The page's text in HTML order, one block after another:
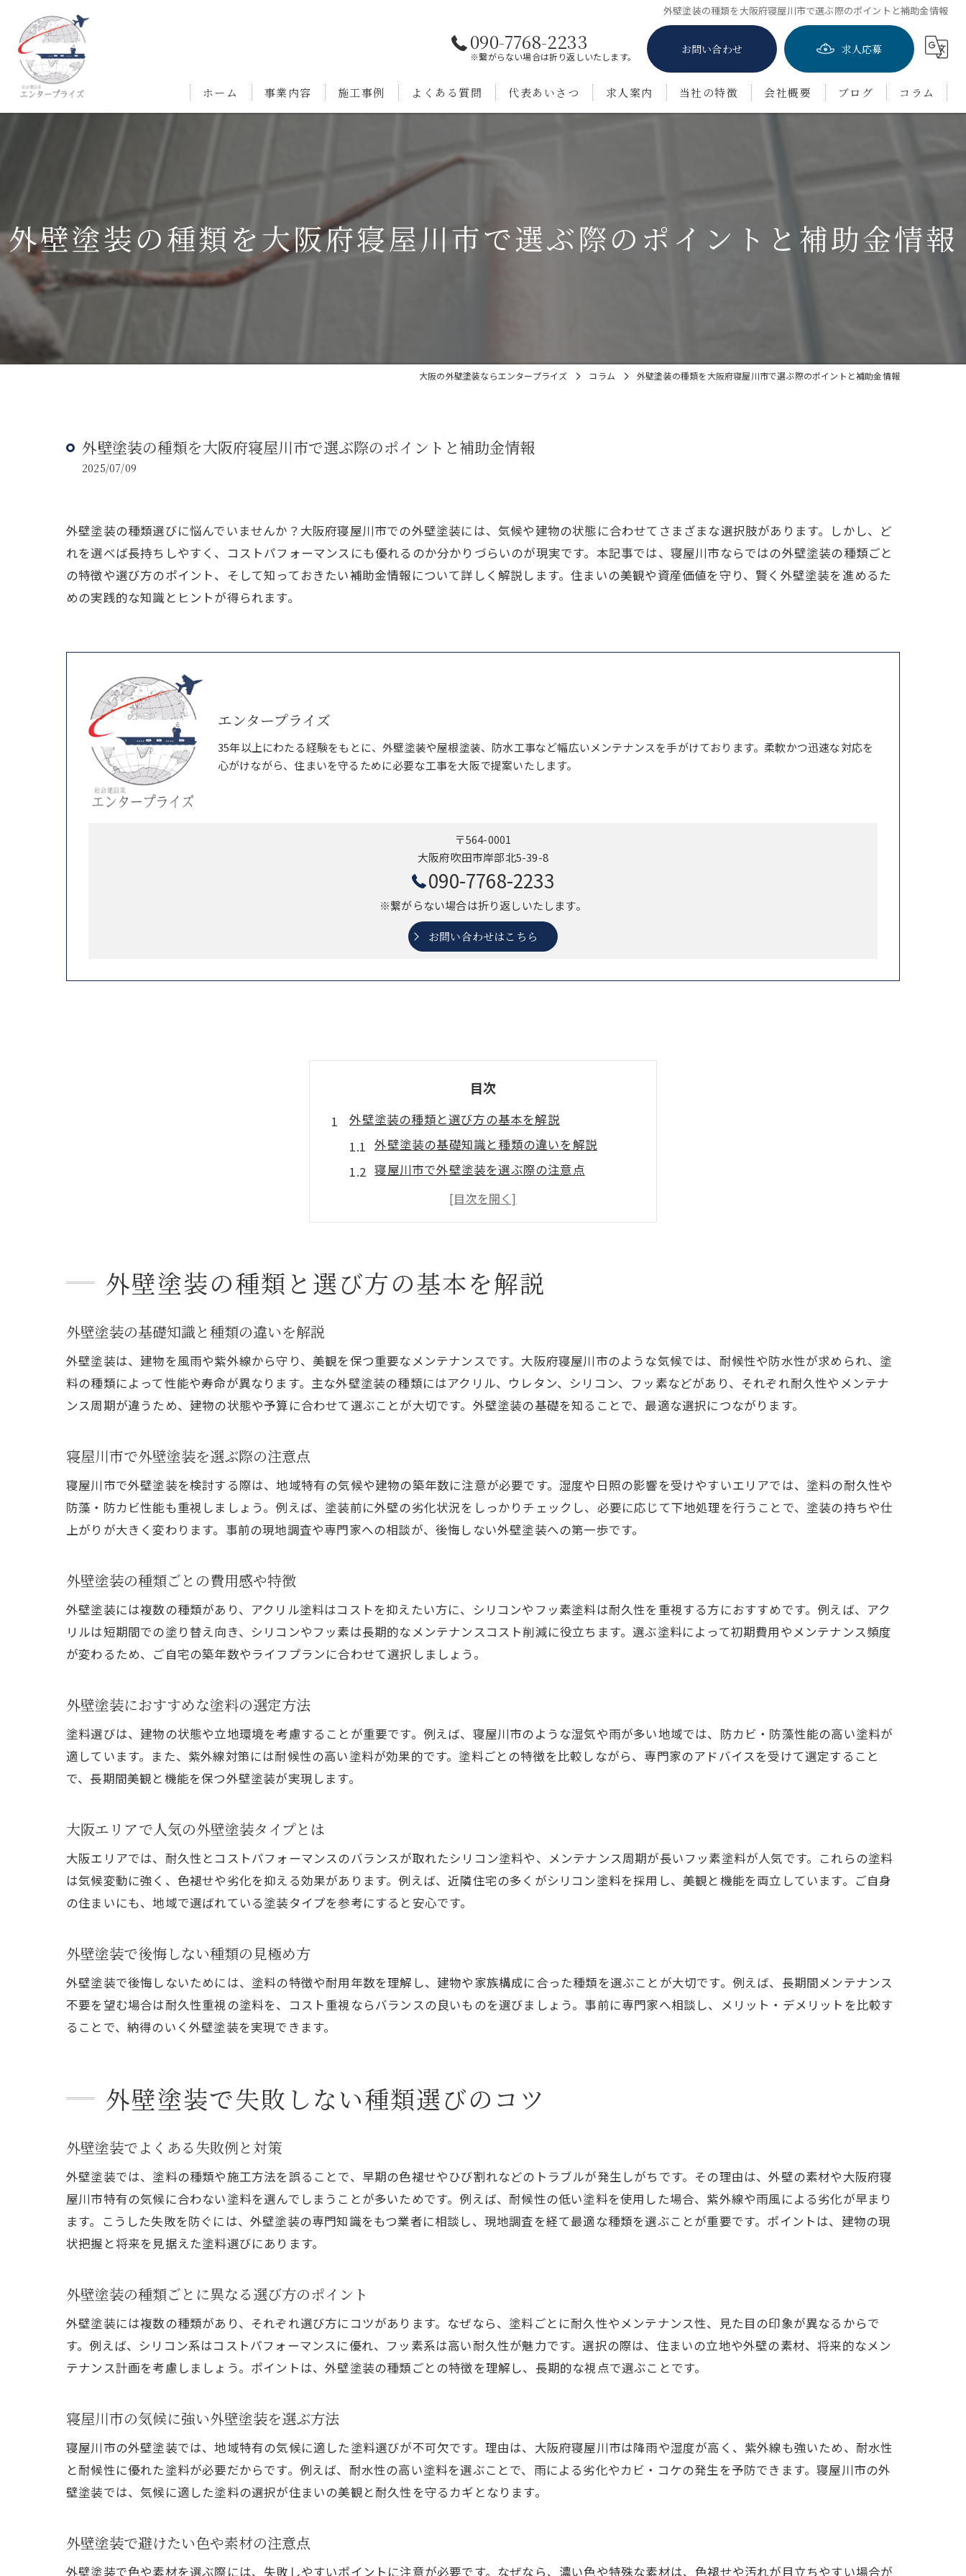
外壁塗装の種類を大阪府寝屋川市で選ぶ際のポイントと補助金情報
090-7768-2233
※繋がらない場合は折り返しいたします。
お問い合わせ 求人応募
ホーム 事業内容 施工事例 よくある質問 代表あいさつ 求人案内 当社の特徴
豊中市の外壁塗装
会社概要 ブログ コラム
外壁塗装の種類を大阪府寝屋川市で選ぶ際のポイントと補助金情報
大阪の外壁塗装ならエンタープライズ コラム 外壁塗装の種類を大阪府寝屋川市で選ぶ際のポイントと補助金情報
外壁塗装の種類を大阪府寝屋川市で選ぶ際のポイントと補助金情報
2025/07/09
外壁塗装の種類選びに悩んでいませんか？大阪府寝屋川市での外壁塗装には、気候や建物の状態に合わせてさまざまな選択肢があります。しかし、ど
れを選べば長持ちしやすく、コストパフォーマンスにも優れるのか分かりづらいのが現実です。本記事では、寝屋川市ならではの外壁塗装の種類ごと
の特徴や選び方のポイント、そして知っておきたい補助金情報について詳しく解説します。住まいの美観や資産価値を守り、賢く外壁塗装を進めるた
めの実践的な知識とヒントが得られます。
エンタープライズ
35年以上にわたる経験をもとに、外壁塗装や屋根塗装、防水工事など幅広いメンテナンスを手がけております。柔軟かつ迅速な対応を
心がけながら、住まいを守るために必要な工事を大阪で提案いたします。
〒564-0001
大阪府吹田市岸部北5-39-8
090-7768-2233
※繋がらない場合は折り返しいたします。
お問い合わせはこちら
目次
外壁塗装の種類と選び方の基本を解説
外壁塗装の基礎知識と種類の違いを解説
寝屋川市で外壁塗装を選ぶ際の注意点
外壁塗装の種類ごとの費用感や特徴
外壁塗装におすすめな塗料の選定方法
外壁塗装で後悔しない種類の見極め方
外壁塗装で失敗しない種類選びのコツ
寝屋川市の気候に強い外壁塗装を選ぶ方法
外壁塗装で避けたい色や素材の注意点
代表的な外壁塗装種類の特徴を比較
外壁塗装の種類ごとに異なる耐久性の違い
実績豊富な施工例からみる外壁塗装の種類
外壁塗装の種類別に知る補助金情報
種類ごとに異なる外壁塗装の補助金条件
外壁塗装の種類を選ぶ前に知る助成金制度
助成金活用でお得に外壁塗装する方法
補助金申請に強い外壁塗装の選び方
外壁塗装の種類と助成金の最新動向
外壁塗装の種類選びで重視したい要素
寝屋川市で選ばれる外壁塗装の特徴
外壁塗装の種類による耐久性と選び方
外壁塗装の種類別に見る耐久年数の違い
寝屋川市の気候に合う外壁塗装の耐久性
外壁塗装の種類によるコスト比較のポイント
外壁塗装の種類と助成金活用の実践術
外壁塗装の種類選びで助成金を最大活用
種類ごとに異なる外壁塗装の活用事例
寝屋川市でおすすめの外壁塗装助成金術
外壁塗装の種類と助成金手続きの流れ
外壁塗装の種類と選び方の基本を解説
外壁塗装の基礎知識と種類の違いを解説
外壁塗装は、建物を風雨や紫外線から守り、美観を保つ重要なメンテナンスです。大阪府寝屋川市のような気候では、耐候性や防水性が求められ、塗
料の種類によって性能や寿命が異なります。主な外壁塗装の種類にはアクリル、ウレタン、シリコン、フッ素などがあり、それぞれ耐久性やメンテナ
ンス周期が違うため、建物の状態や予算に合わせて選ぶことが大切です。外壁塗装の基礎を知ることで、最適な選択につながります。
寝屋川市で外壁塗装を選ぶ際の注意点
寝屋川市で外壁塗装を検討する際は、地域特有の気候や建物の築年数に注意が必要です。湿度や日照の影響を受けやすいエリアでは、塗料の耐久性や
防藻・防カビ性能も重視しましょう。例えば、塗装前に外壁の劣化状況をしっかりチェックし、必要に応じて下地処理を行うことで、塗装の持ちや仕
上がりが大きく変わります。事前の現地調査や専門家への相談が、後悔しない外壁塗装への第一歩です。
外壁塗装の種類ごとの費用感や特徴
外壁塗装には複数の種類があり、アクリル塗料はコストを抑えたい方に、シリコンやフッ素塗料は耐久性を重視する方におすすめです。例えば、アク
リルは短期間での塗り替え向き、シリコンやフッ素は長期的なメンテナンスコスト削減に役立ちます。選ぶ塗料によって初期費用やメンテナンス頻度
が変わるため、ご自宅の築年数やライフプランに合わせて選択しましょう。
外壁塗装におすすめな塗料の選定方法
塗料選びは、建物の状態や立地環境を考慮することが重要です。例えば、寝屋川市のような湿気や雨が多い地域では、防カビ・防藻性能の高い塗料が
適しています。また、紫外線対策には耐候性の高い塗料が効果的です。塗料ごとの特徴を比較しながら、専門家のアドバイスを受けて選定すること
で、長期間美観と機能を保つ外壁塗装が実現します。
大阪エリアで人気の外壁塗装タイプとは
大阪エリアでは、耐久性とコストパフォーマンスのバランスが取れたシリコン塗料や、メンテナンス周期が長いフッ素塗料が人気です。これらの塗料
は気候変動に強く、色褪せや劣化を抑える効果があります。例えば、近隣住宅の多くがシリコン塗料を採用し、美観と機能を両立しています。ご自身
の住まいにも、地域で選ばれている塗装タイプを参考にすると安心です。
外壁塗装で後悔しない種類の見極め方
外壁塗装で後悔しないためには、塗料の特徴や耐用年数を理解し、建物や家族構成に合った種類を選ぶことが大切です。例えば、長期間メンテナンス
不要を望む場合は耐久性重視の塗料を、コスト重視ならバランスの良いものを選びましょう。事前に専門家へ相談し、メリット・デメリットを比較す
ることで、納得のいく外壁塗装を実現できます。
外壁塗装で失敗しない種類選びのコツ
外壁塗装でよくある失敗例と対策
外壁塗装では、塗料の種類や施工方法を誤ることで、早期の色褪せやひび割れなどのトラブルが発生しがちです。その理由は、外壁の素材や大阪府寝
屋川市特有の気候に合わない塗料を選んでしまうことが多いためです。例えば、耐候性の低い塗料を使用した場合、紫外線や雨風による劣化が早まり
ます。こうした失敗を防ぐには、外壁塗装の専門知識をもつ業者に相談し、現地調査を経て最適な種類を選ぶことが重要です。ポイントは、建物の現
状把握と将来を見据えた塗料選びにあります。
外壁塗装の種類ごとに異なる選び方のポイント
外壁塗装には複数の種類があり、それぞれ選び方にコツがあります。なぜなら、塗料ごとに耐久性やメンテナンス性、見た目の印象が異なるからで
す。例えば、シリコン系はコストパフォーマンスに優れ、フッ素系は高い耐久性が魅力です。選択の際は、住まいの立地や外壁の素材、将来的なメン
テナンス計画を考慮しましょう。ポイントは、外壁塗装の種類ごとの特徴を理解し、長期的な視点で選ぶことです。
寝屋川市の気候に強い外壁塗装を選ぶ方法
寝屋川市の外壁塗装では、地域特有の気候に適した塗料選びが不可欠です。理由は、大阪府寝屋川市は降雨や湿度が高く、紫外線も強いため、耐水性
と耐候性に優れた塗料が必要だからです。例えば、耐水性の高い塗料を選ぶことで、雨による劣化やカビ・コケの発生を予防できます。寝屋川市の外
壁塗装では、気候に適した塗料の選択が住まいの美観と耐久性を守るカギとなります。
外壁塗装で避けたい色や素材の注意点
外壁塗装で色や素材を選ぶ際には、失敗しやすいポイントに注意が必要です。なぜなら、濃い色や特殊な素材は、色褪せや汚れが目立ちやすい場合が